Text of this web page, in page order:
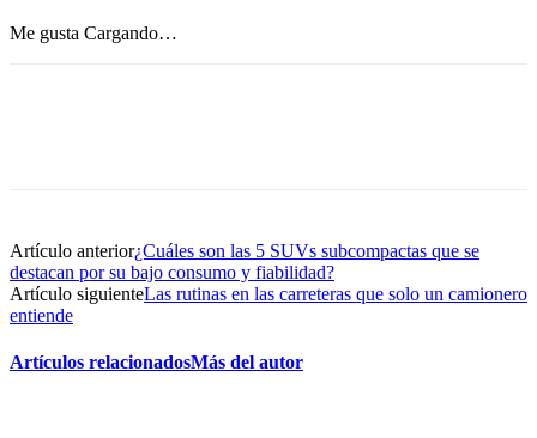
Me gusta Cargando…
Artículo anterior¿Cuáles son las 5 SUVs subcompactas que se
destacan por su bajo consumo y fiabilidad?
Artículo siguienteLas rutinas en las carreteras que solo un camionero
entiende
Artículos relacionadosMás del autor